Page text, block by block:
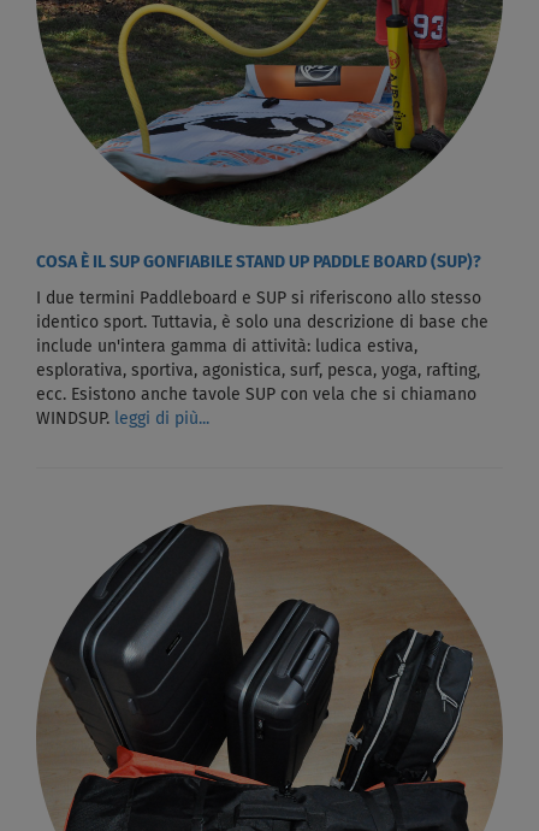
COSA È IL SUP GONFIABILE STAND UP PADDLE BOARD (SUP)?
I due termini Paddleboard e SUP si riferiscono allo stesso
identico sport. Tuttavia, è solo una descrizione di base che
include un'intera gamma di attività: ludica estiva,
esplorativa, sportiva, agonistica, surf, pesca, yoga, rafting,
ecc. Esistono anche tavole SUP con vela che si chiamano
WINDSUP. leggi di più...